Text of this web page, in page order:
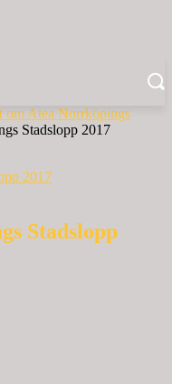
om Atea Norrköpings
Stadslopp 2017
2017
Stadslopp